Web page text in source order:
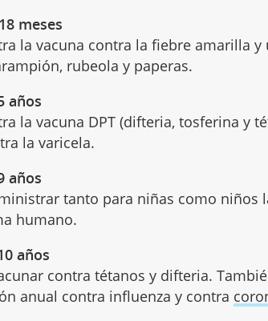
meses
la vacuna contra la fiebre amarilla y
rubeola y paperas.
años
la vacuna DPT (difteria, tosferina y
la varicela.
años
tanto para niñas como niños
humano.
años
contra tétanos y difteria.
anual contra influenza y contra